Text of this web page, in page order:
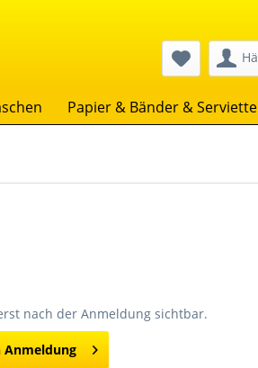
Papier & Bänder &
nach der Anmeldung sichtbar.
Anmeldung